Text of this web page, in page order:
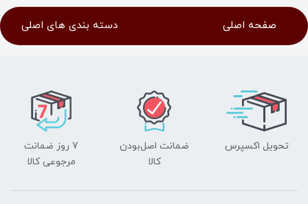
صفحه اصلی دسته بندی های اصلی
تحویل اکسپرس
ضمانت اصل‌بودن
کالا
7 روز ضمانت
مرجوعی کالا